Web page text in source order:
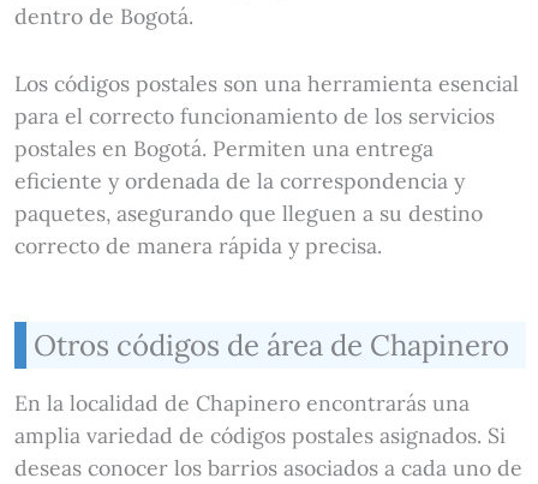
dentro de Bogotá.
Los códigos postales son una herramienta esencial
para el correcto funcionamiento de los servicios
postales en Bogotá. Permiten una entrega
eficiente y ordenada de la correspondencia y
paquetes, asegurando que lleguen a su destino
correcto de manera rápida y precisa.
Otros códigos de área de Chapinero
En la localidad de Chapinero encontrarás una
amplia variedad de códigos postales asignados. Si
deseas conocer los barrios asociados a cada uno de